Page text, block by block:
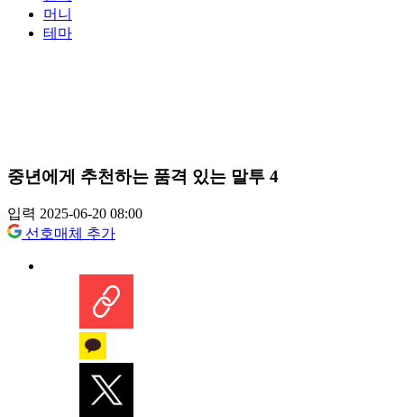
머니
테마
중년에게 추천하는 품격 있는 말투 4
입력 2025-06-20 08:00
선호매체 추가